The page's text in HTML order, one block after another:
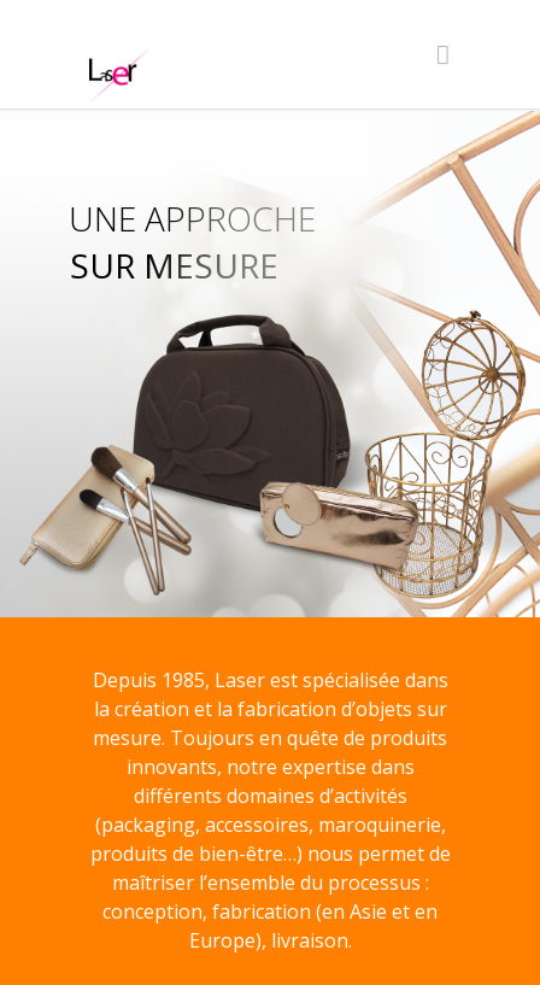
SUR MESURE
UNE APPROCHE
Depuis 1985, Laser est spécialisée dans
la création et la fabrication d’objets sur
mesure. Toujours en quête de produits
innovants, notre expertise dans
différents domaines d’activités
(packaging, accessoires, maroquinerie,
produits de bien-être…) nous permet de
maîtriser l’ensemble du processus :
conception, fabrication (en Asie et en
Europe), livraison.